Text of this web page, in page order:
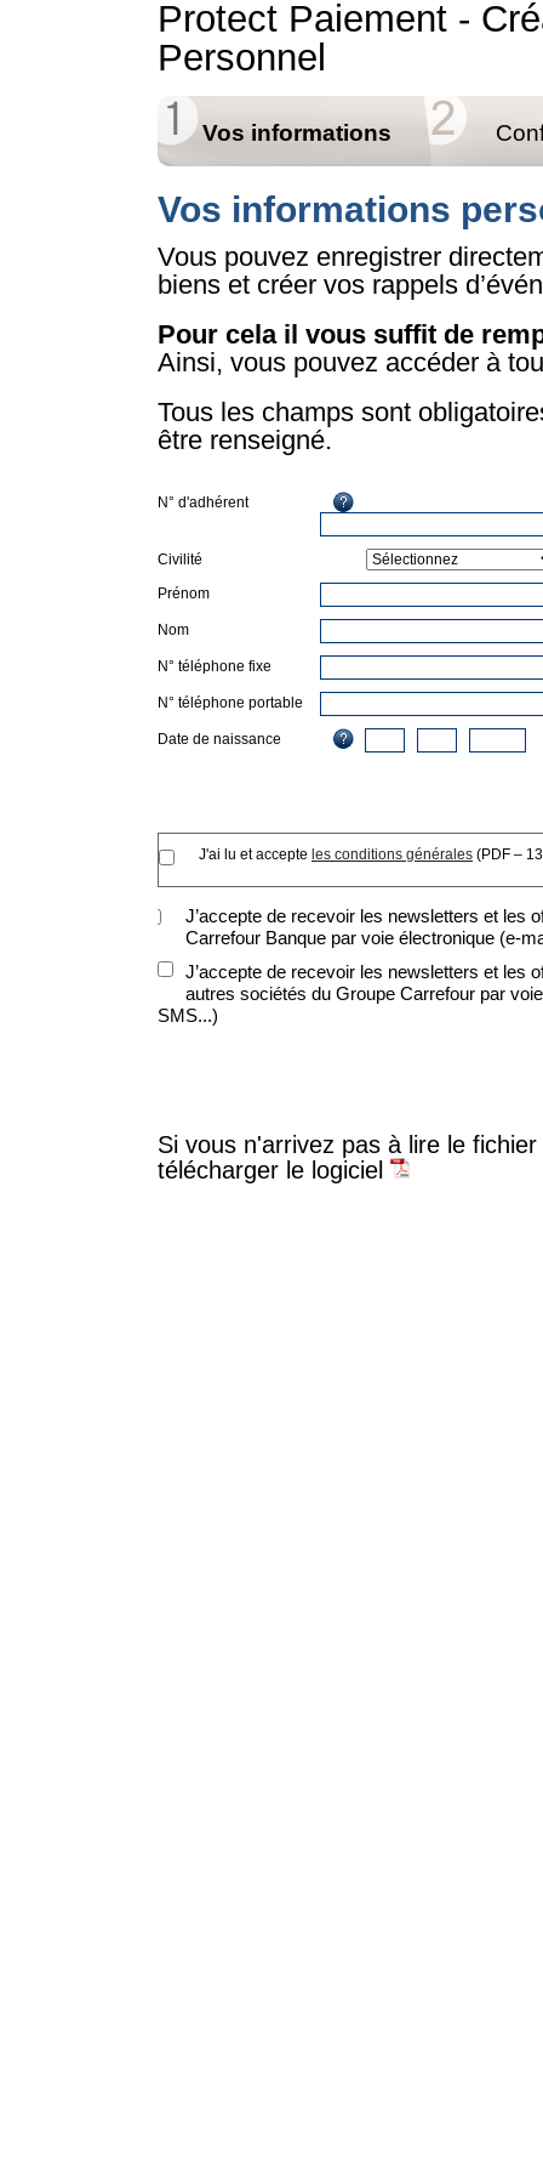
Protect Paiement -
Personnel
Vos informations
Vos informations
Vous pouvez enregistrer
biens et créer vos rappels
Pour cela il vous suffit de
Ainsi, vous pouvez accéder à
Tous les champs sont
être renseigné.
Enable
N° d'adhérent
Civilité
Prénom
Nom
N° téléphone fixe
N° téléphone portable
Date de naissance
J'ai lu et accepte les conditions générales (PDF –
J’accepte de recevoir les newsletters et les
Carrefour Banque par voie électronique (e-
J’accepte de recevoir les newsletters et les
autres sociétés du Groupe Carrefour par
SMS...)
Si vous n'arrivez pas à lire le
télécharger le logiciel